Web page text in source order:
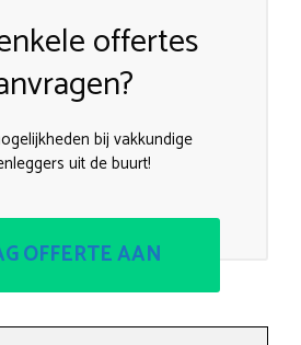
offertes
bij vakkundige
uit de buurt!
OFFERTE AAN